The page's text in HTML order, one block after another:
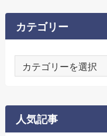
カテゴリー
テ
リ
ー
人気記事